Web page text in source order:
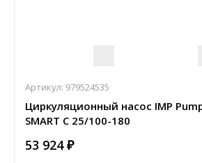
Артикул: 979524535
Циркуляционный насос IMP
SMART C 25/100-180
53 924 ₽